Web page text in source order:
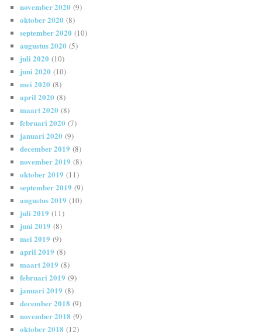
november 2020 (9)
oktober 2020 (8)
september 2020 (10)
augustus 2020 (5)
juli 2020 (10)
juni 2020 (10)
mei 2020 (8)
april 2020 (8)
maart 2020 (8)
februari 2020 (7)
januari 2020 (9)
december 2019 (8)
november 2019 (8)
oktober 2019 (11)
september 2019 (9)
augustus 2019 (10)
juli 2019 (11)
juni 2019 (8)
mei 2019 (9)
april 2019 (8)
maart 2019 (8)
februari 2019 (9)
januari 2019 (8)
december 2018 (9)
november 2018 (9)
oktober 2018 (12)